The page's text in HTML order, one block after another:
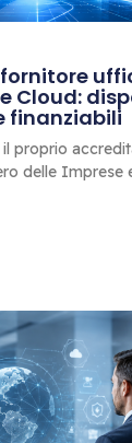
Cloud:
finanziabili
il proprio
delle Imprese